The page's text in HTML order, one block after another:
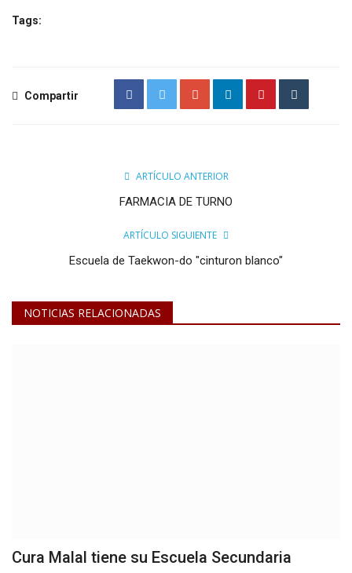
Tags:
Compartir
ARTÍCULO ANTERIOR
FARMACIA DE TURNO
ARTÍCULO SIGUIENTE
Escuela de Taekwon-do "cinturon blanco"
NOTICIAS RELACIONADAS
Cura Malal tiene su Escuela Secundaria